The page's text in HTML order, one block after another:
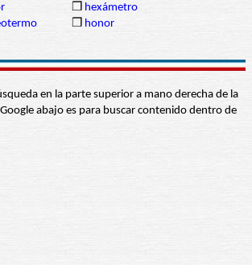
❒ hexámetro
❒ honor
en la parte superior a mano derecha de la
abajo es para buscar contenido dentro de